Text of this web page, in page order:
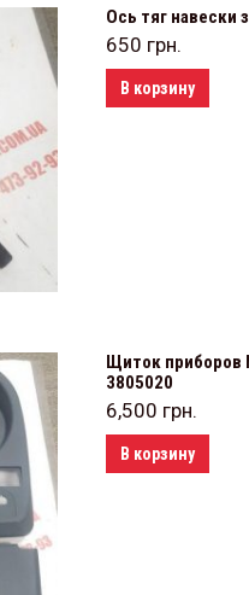
Ось тяг навески
650 грн.
В корзину
Щиток приборов
3805020
6,500 грн.
В корзину